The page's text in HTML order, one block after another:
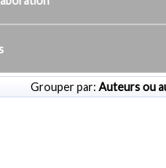
Grouper par: Auteurs ou